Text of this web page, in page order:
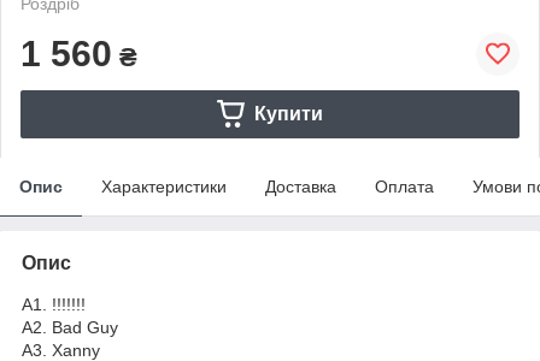
1 560 ₴
Купити
Опис Характеристики Доставка Оплата Умови
Опис
A1. !!!!!!!
A2. Bad Guy
A3. Xanny